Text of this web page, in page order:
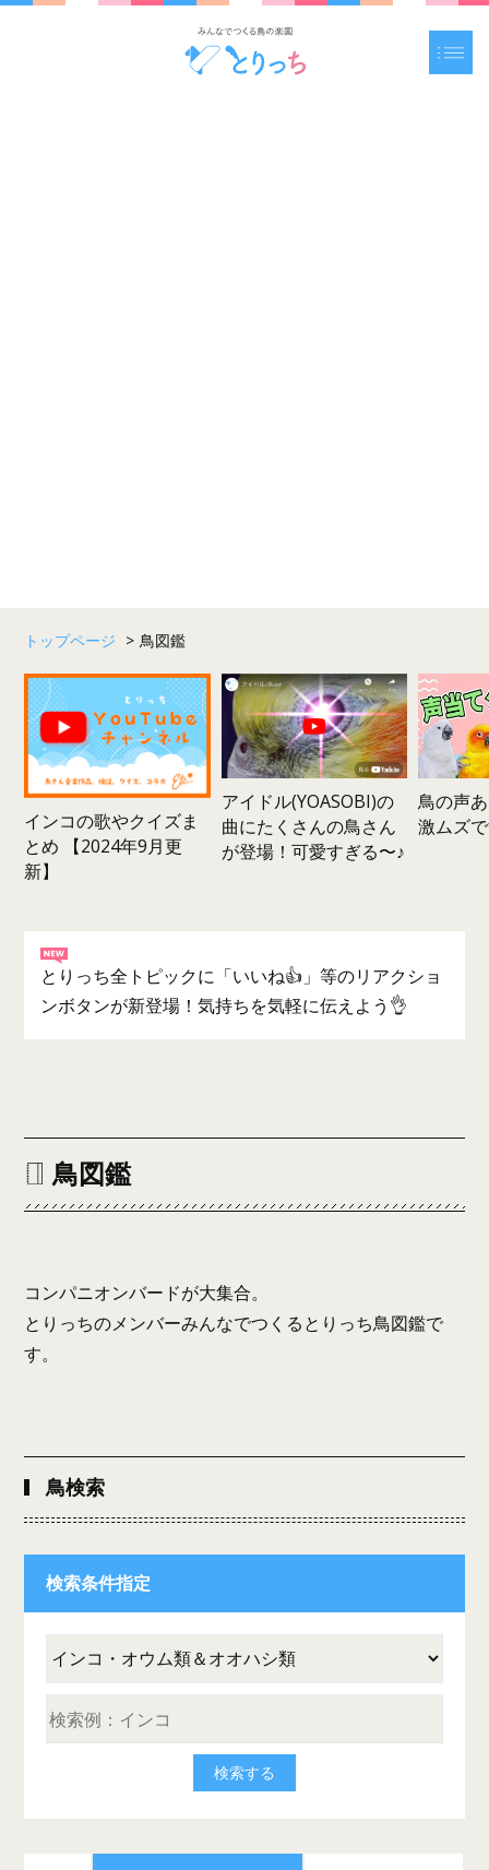
トップページ > 鳥図鑑
インコの歌やクイズま
とめ 【2024年9月更
新】
アイドル(YOASOBI)の
曲にたくさんの鳥さん
が登場！可愛すぎる〜♪
鳥の声
激ムズ
とりっち全トピックに「いいね👍」等のリアクショ
ンボタンが新登場！気持ちを気軽に伝えよう👌
鳥図鑑
コンパニオンバードが大集合。
とりっちのメンバーみんなでつくるとりっち鳥図鑑で
す。
鳥検索
検索条件指定